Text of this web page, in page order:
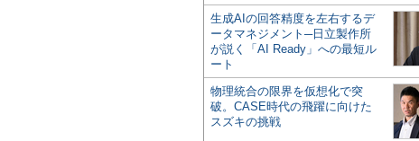
生成AIの回答精度を左右するデ
ータマネジメント─日立製作所
が説く「AI Ready」への最短ル
ート
物理統合の限界を仮想化で突
破。CASE時代の飛躍に向けた
スズキの挑戦